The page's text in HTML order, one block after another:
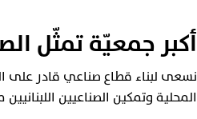
أكبر جمعيّة تمثّل
نسعى لبناء قطاع صناعي قادر على
المحلية وتمكين الصناعيين